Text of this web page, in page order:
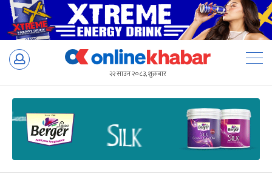
Skip
२२ साउन २०८३, शुक्रबार